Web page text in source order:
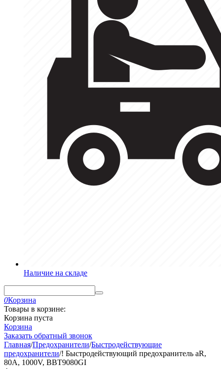
Наличие на складе
0Корзина
Товары в корзине:
Корзина пуста
Корзина
Заказать обратный звонок
Главная/Предохранители/Быстродействующие
предохранители/! Быстродействующий предохранитель aR,
80A, 1000V, BBT9080GI